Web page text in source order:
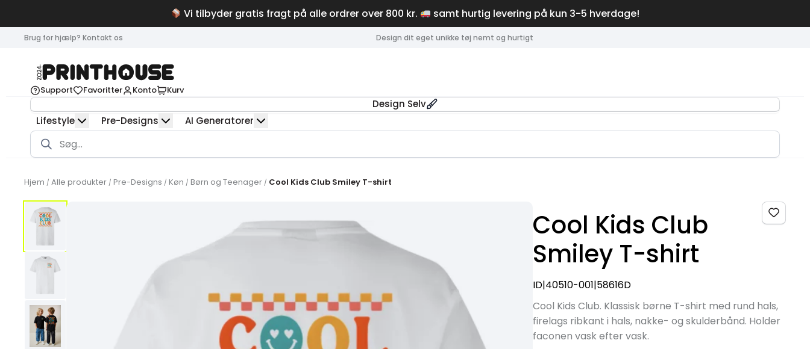
Vi tilbyder gratis fragt på alle ordrer over 800 kr. samt hurtig levering på kun 3-5 hverdage!
Brug for hjælp? Kontakt os Design dit eget unikke tøj nemt og hurtigt
Support Favoritter Konto Kurv
Design Selv
Lifestyle
Pre-Designs AI Generatorer
Products
search
Hjem / Alle produkter / Pre-Designs / Køn / Børn og Teenager / Cool Kids Club Smiley T-shirt
Cool Kids Club
Smiley T-shirt
ID|40510-001|58616D
Cool Kids Club. Klassisk børne T-shirt med rund hals,
firelags ribkant i hals, nakke- og skulderbånd. Holder
faconen vask efter vask.